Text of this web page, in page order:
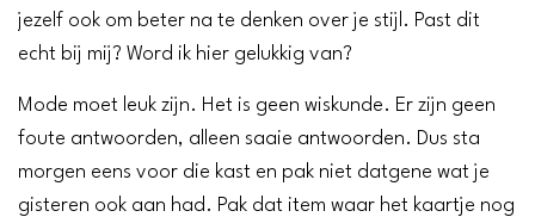
jezelf ook om beter na te denken over je stijl. Past dit
echt bij mij? Word ik hier gelukkig van?
Mode moet leuk zijn. Het is geen wiskunde. Er zijn geen
foute antwoorden, alleen saaie antwoorden. Dus sta
morgen eens voor die kast en pak niet datgene wat je
gisteren ook aan had. Pak dat item waar het kaartje nog